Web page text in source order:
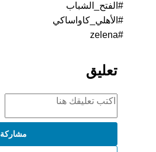
#الفتح_الشباب
#الأهلي_كاواساكي
#zelena
تعليق
مشاركة